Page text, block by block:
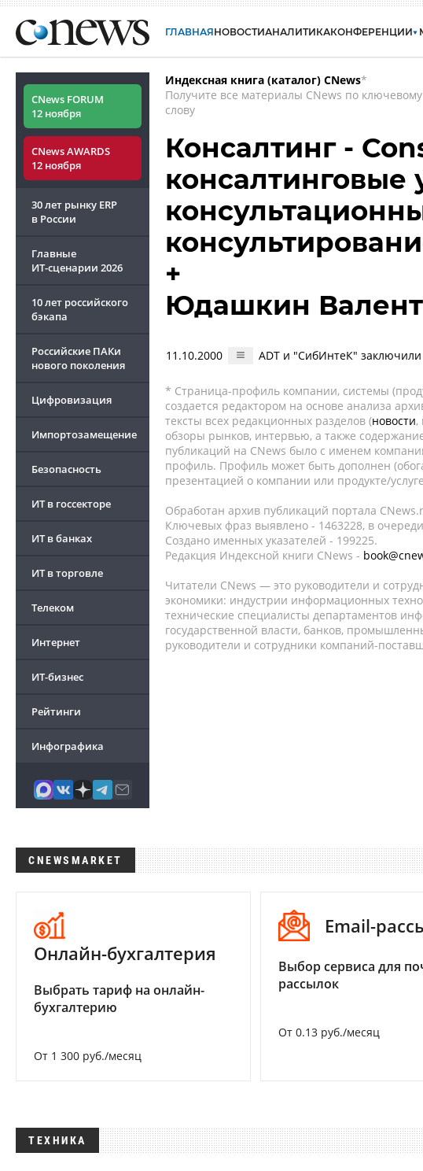
ГЛАВНАЯНОВОСТИАНАЛИТИКАКОНФЕРЕНЦИИ
CNews FORUM
12 ноября
CNews AWARDS
12 ноября
30 лет рынку ERP
в России
Главные
ИТ-сценарии 2026
10 лет российского
бэкапа
Российские ПАКи
нового поколения
Цифровизация
Импортозамещение
Безопасность
ИТ в госсекторе
ИТ в банках
ИТ в торговле
Телеком
Интернет
ИТ-бизнес
Рейтинги
Инфографика
Индексная книга (каталог) CNews*
Получите все материалы CNews по ключевому
слову
Консалтинг -
консалтинговые
+
Юдашкин
11.10.2000 ADT и "СибИнтеК"
* Страница-профиль компании, системы
создается редактором на основе анализа
тексты всех редакционных разделов (новости,
обзоры рынков, интервью, а также
публикаций на CNews было с именем
профиль. Профиль может быть дополнен
презентацией о компании или продукте/
Обработан архив публикаций портала
Ключевых фраз выявлено - 1463228, в
Создано именных указателей - 199225.
Редакция Индексной книги CNews -
Читатели CNews — это руководители и
экономики: индустрии информационных
технические специалисты департаментов
государственной власти, банков,
руководители и сотрудники компаний-
CNEWSMARKET
Онлайн-бухгалтерия
Выбрать тариф на онлайн-
бухгалтерию
От 1 300 руб./месяц
Email-
Выбор сервиса для
рассылок
От 0.13 руб./месяц
ТЕХНИКА